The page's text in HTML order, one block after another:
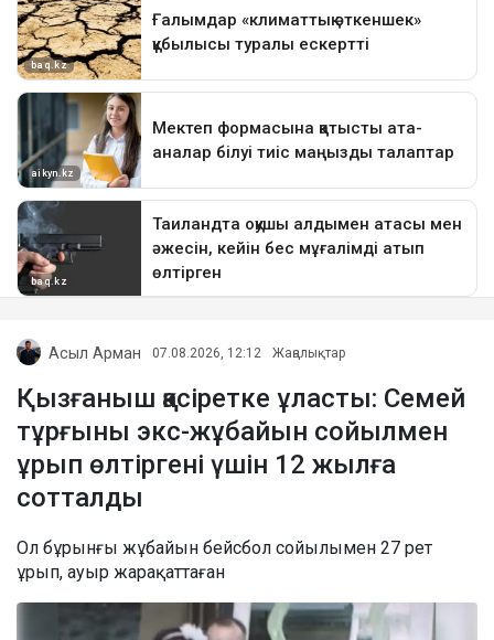
Асыл Арман 07.08.2026, 12:12 Жаңалықтар
Қызғаныш қасіретке ұласты: Семей
тұрғыны экс-жұбайын сойылмен
ұрып өлтіргені үшін 12 жылға
сотталды
Ол бұрынғы жұбайын бейсбол сойылымен 27 рет
ұрып, ауыр жарақаттаған